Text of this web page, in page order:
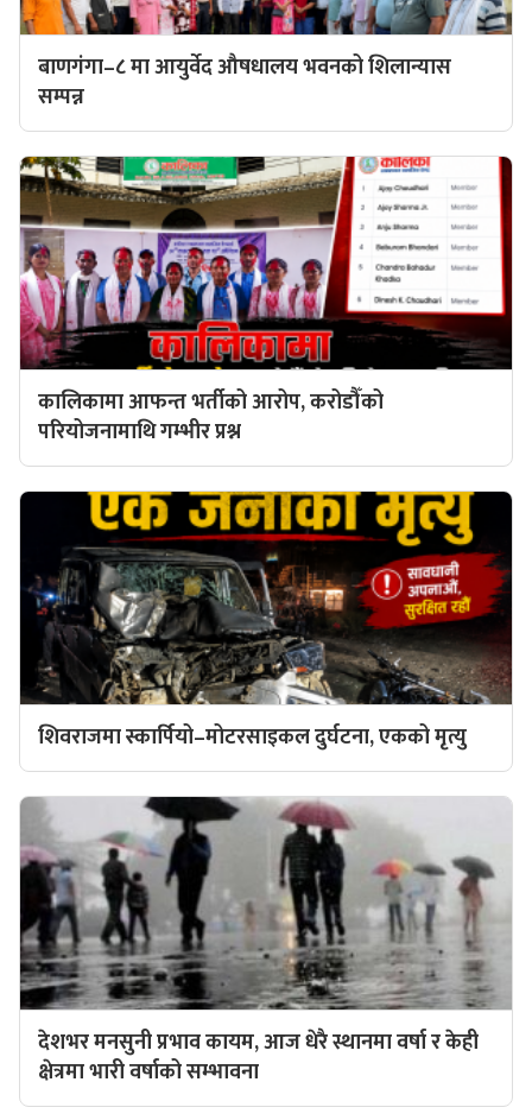
बाणगंगा–८ मा आयुर्वेद औषधालय भवनको शिलान्यास
सम्पन्न
कालिकामा आफन्त भर्तीको आरोप, करोडौँको
परियोजनामाथि गम्भीर प्रश्न
शिवराजमा स्कार्पियो–मोटरसाइकल दुर्घटना, एकको मृत्यु
देशभर मनसुनी प्रभाव कायम, आज धेरै स्थानमा वर्षा र केही
क्षेत्रमा भारी वर्षाको सम्भावना